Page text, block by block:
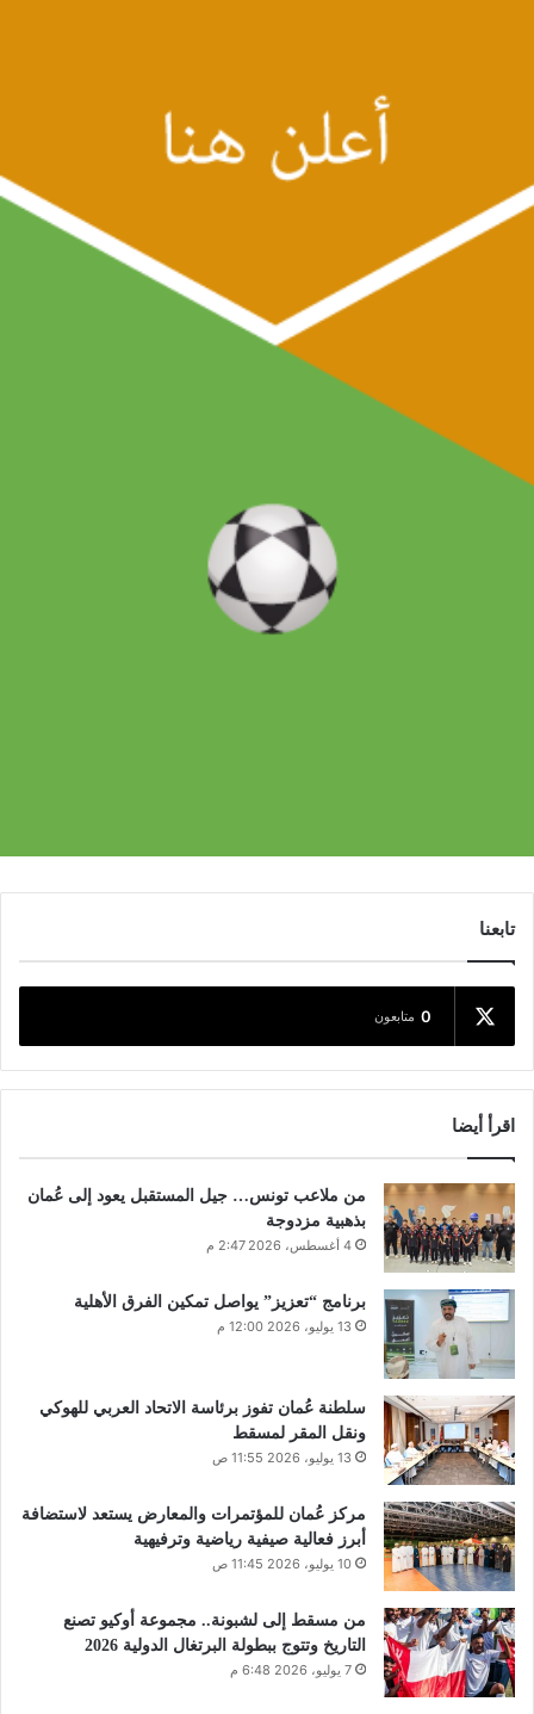
تابعنا
0 متابعون
اقرأ أيضا
من ملاعب تونس… جيل المستقبل يعود إلى عُمان
بذهبية مزدوجة
4 أغسطس، 2026 2:47 م
برنامج “تعزيز” يواصل تمكين الفرق الأهلية
13 يوليو، 2026 12:00 م
سلطنة عُمان تفوز برئاسة الاتحاد العربي للهوكي
ونقل المقر لمسقط
13 يوليو، 2026 11:55 ص
مركز عُمان للمؤتمرات والمعارض يستعد لاستضافة
أبرز فعالية صيفية رياضية وترفيهية
10 يوليو، 2026 11:45 ص
من مسقط إلى لشبونة.. مجموعة أوكيو تصنع
التاريخ وتتوج ببطولة البرتغال الدولية 2026
7 يوليو، 2026 6:48 م